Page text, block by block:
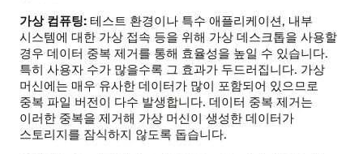
가상 컴퓨팅: 테스트 환경이나 특수 애플리케이션, 내부
시스템에 대한 가상 접속 등을 위해 가상 데스크톱을 사용할
경우 데이터 중복 제거를 통해 효율성을 높일 수 있습니다.
특히 사용자 수가 많을수록 그 효과가 두드러집니다. 가상
머신에는 매우 유사한 데이터가 많이 포함되어 있으므로
중복 파일 버전이 다수 발생합니다. 데이터 중복 제거는
이러한 중복을 제거해 가상 머신이 생성한 데이터가
스토리지를 잠식하지 않도록 돕습니다.